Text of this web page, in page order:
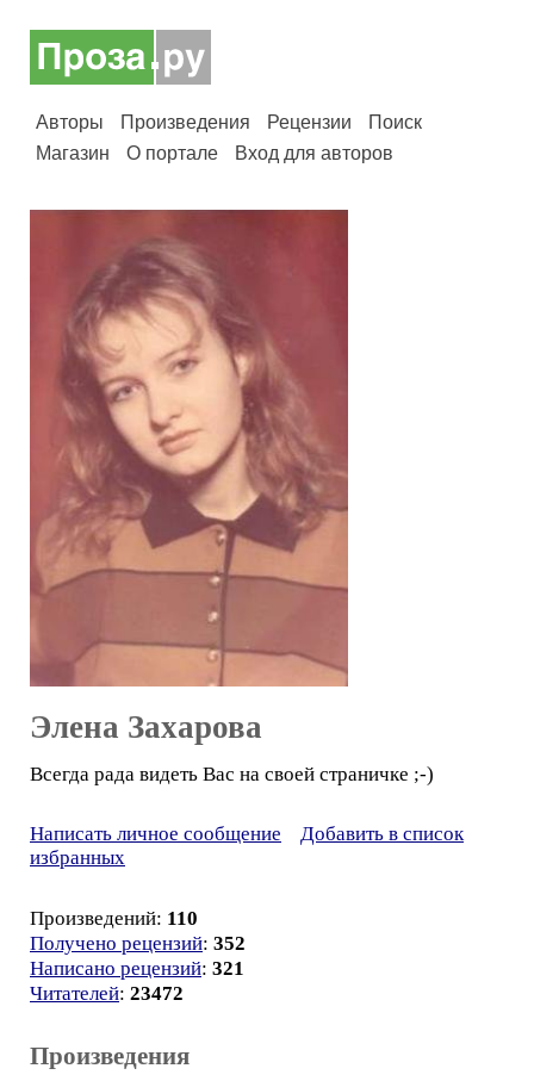
Авторы Произведения Рецензии
Поиск
Магазин
О портале Вход для авторов
Элена Захарова
Всегда рада видеть Вас на своей страничке ;-)
Написать личное сообщение
Добавить в список
избранных
Произведений: 110
Получено рецензий: 352
Написано рецензий: 321
Читателей: 23472
Произведения